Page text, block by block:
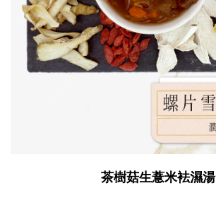
茶樹菇生薏米袪濕湯